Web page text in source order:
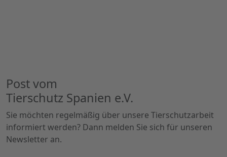
Post vom
Tierschutz Spanien e.V.
Sie möchten regelmäßig über unsere Tierschutzarbeit
informiert werden? Dann melden Sie sich für unseren
Newsletter an.